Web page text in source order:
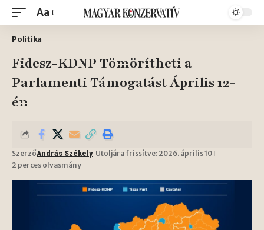
Aa
Politika
Fidesz-KDNP Tömörítheti a
Parlamenti Támogatást Április 12-
én
SzerzőAndrás Székely Utoljára frissítve: 2026. április 10
2 perces olvasmány